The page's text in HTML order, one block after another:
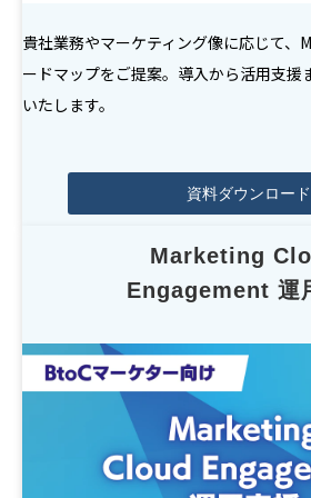
貴社業務やマーケティング像に応じて、
ードマップをご提案。導入から活用支援
いたします。
資料ダウンロード
Marketing
Engagement 運